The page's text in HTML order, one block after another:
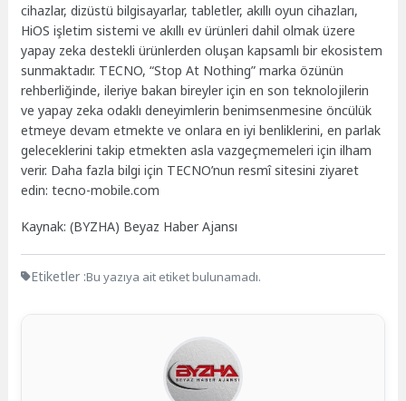
cihazlar, dizüstü bilgisayarlar, tabletler, akıllı oyun cihazları,
HiOS işletim sistemi ve akıllı ev ürünleri dahil olmak üzere
yapay zeka destekli ürünlerden oluşan kapsamlı bir ekosistem
sunmaktadır. TECNO, “Stop At Nothing” marka özünün
rehberliğinde, ileriye bakan bireyler için en son teknolojilerin
ve yapay zeka odaklı deneyimlerin benimsenmesine öncülük
etmeye devam etmekte ve onlara en iyi benliklerini, en parlak
geleceklerini takip etmekten asla vazgeçmemeleri için ilham
verir. Daha fazla bilgi için TECNO’nun resmî sitesini ziyaret
edin: tecno-mobile.com
Kaynak: (BYZHA) Beyaz Haber Ajansı
Etiketler :Bu yazıya ait etiket bulunamadı.